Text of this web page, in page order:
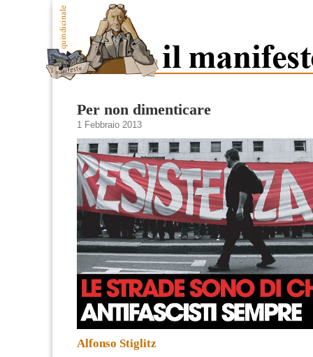
Per non dimenticare
1 Febbraio 2013
Alfonso Stiglitz